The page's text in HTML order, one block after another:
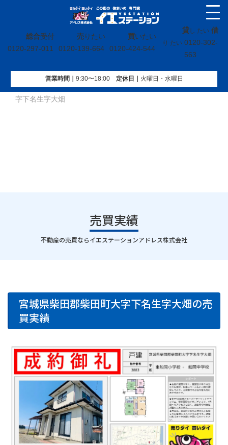
総合受付
0120-297-011
売りたい
0120-139-664
買いたい
0120-424-544
貸し たい 借
り たい 0120-302-
563
営業時間｜ 9:30〜18:00定休⽇｜ 火曜⽇・水曜⽇
イエステーション»売買実績»戸建»宮城県柴田郡柴田町大
字下名生字大畑
売買実績
｜
不動産の売買ならイエステーションアドレス株式会社
宮城県柴田郡柴田町大字下名生字大畑の売
買実績